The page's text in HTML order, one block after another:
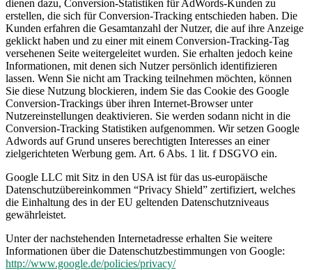
dienen dazu, Conversion-Statistiken für AdWords-Kunden zu
erstellen, die sich für Conversion-Tracking entschieden haben. Die
Kunden erfahren die Gesamtanzahl der Nutzer, die auf ihre Anzeige
geklickt haben und zu einer mit einem Conversion-Tracking-Tag
versehenen Seite weitergeleitet wurden. Sie erhalten jedoch keine
Informationen, mit denen sich Nutzer persönlich identifizieren
lassen. Wenn Sie nicht am Tracking teilnehmen möchten, können
Sie diese Nutzung blockieren, indem Sie das Cookie des Google
Conversion-Trackings über ihren Internet-Browser unter
Nutzereinstellungen deaktivieren. Sie werden sodann nicht in die
Conversion-Tracking Statistiken aufgenommen. Wir setzen Google
Adwords auf Grund unseres berechtigten Interesses an einer
zielgerichteten Werbung gem. Art. 6 Abs. 1 lit. f DSGVO ein.
Google LLC mit Sitz in den USA ist für das us-europäische
Datenschutzübereinkommen “Privacy Shield” zertifiziert, welches
die Einhaltung des in der EU geltenden Datenschutzniveaus
gewährleistet.
Unter der nachstehenden Internetadresse erhalten Sie weitere
Informationen über die Datenschutzbestimmungen von Google:
http://www.google.de/policies/privacy/